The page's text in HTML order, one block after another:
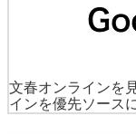
文春オンラインを
インを優先ソース